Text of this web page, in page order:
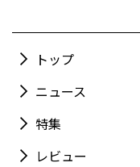
トップ
ニュース
特集
レビュー